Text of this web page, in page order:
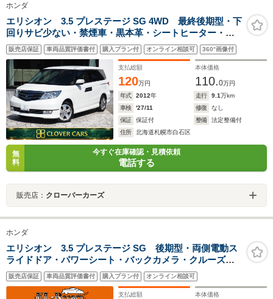
ホンダ
エリシオン 3.5 プレステージ SG 4WD 最終後期型・下
回りサビ少ない・禁煙車・黒本革・シートヒーター・純
正ナビ・フルセグ・Bカメラ・両側パワスラ・アルパイン
後席モニター・クルコン・ETC・スマートキー・新品夏
タイヤ・1年保証付
販売店保証 車両品質評価書付 購入プラン付 オンライン相談可 360°画像付
支払総額
120万円
本体価格
110.0万円
年式
2012年 走行 9.1万km
車検
'27/11 修復
なし
保証
保証付 整備
法定整備付
住所
北海道札幌市白石区
無
料
今すぐ在庫確認・見積依頼
電話する
販売店： クローバーカーズ
ホンダ
エリシオン 3.5 プレステージ SG 後期型・両側電動ス
ライドドア・パワーシート・バックカメラ・クルーズコ
ントロール・スマートキー・ハーフレザーシート・HIDヘ
ッドライト・オートA/C・ETC・純正18インチアルミ
販売店保証 車両品質評価書付 購入プラン付 オンライン相談可
支払総額 本体価格